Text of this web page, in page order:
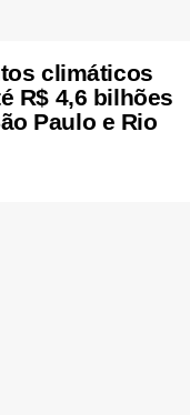
climáticos
R$ 4,6 bilhões
Paulo e Rio